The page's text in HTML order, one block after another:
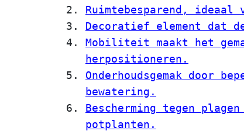
Ruimtebesparend,
Decoratief element dat
Mobiliteit maakt het
herpositioneren.
Onderhoudsgemak door
bewatering.
Bescherming tegen
potplanten.